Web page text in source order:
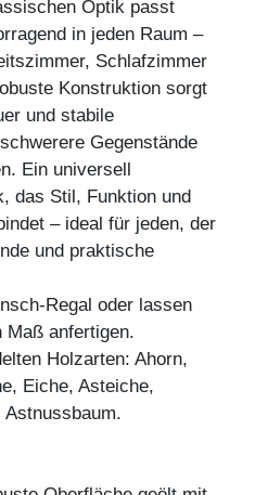
Optik passt
in jeden Raum –
Schlafzimmer
Konstruktion sorgt
und stabile
Gegenstände
Ein universell
das Stil, Funktion und
– ideal für jeden, der
und praktische
Regal oder lassen
Maß anfertigen.
Holzarten: Ahorn,
Eiche, Asteiche,
Astnussbaum.